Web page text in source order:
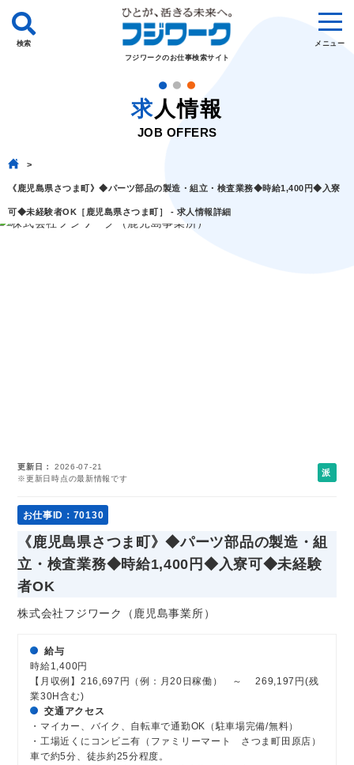
フジワークのお仕事検索サイト
検索 メニュー
求人情報
JOB OFFERS
《鹿児島県さつま町》◆パーツ部品の製造・組立・検査業務◆時給1,400円◆入寮
可◆未経験者OK［鹿児島県さつま町］ - 求人情報詳細
更新日
2026-07-21
※更新日時点の最新情報です
派
お仕事ID：70130
《鹿児島県さつま町》◆パーツ部品の製造・組
立・検査業務◆時給1,400円◆入寮可◆未経験
者OK
株式会社フジワーク（鹿児島事業所）
給与
時給1,400円
【月収例】216,697円（例：月20日稼働） ～ 269,197円(残
業30H含む)
交通アクセス
・マイカー、バイク、自転車で通勤OK（駐車場完備/無料）
・工場近くにコンビニ有（ファミリーマート さつま町田原店）
車で約5分、徒歩約25分程度。